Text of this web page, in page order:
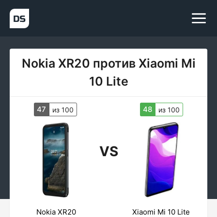
Nokia XR20 против Xiaomi Mi
10 Lite
47 из 100
VS
48 из 100
Nokia XR20 Xiaomi Mi 10 Lite